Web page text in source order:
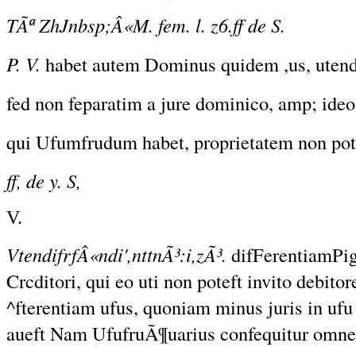
TÃª ZhJnbsp;Â«M. fem. l. z6.ff de S.
P. V. habet autem Dominus quidem ,us,
fed non feparatim a jure dominico, amp;
qui Ufumfrudum habet, proprietatem non
ff, de y. S,
V.
VtendifrfÂ«ndi',nttnÃ³:i,zÃ³.
Crcditori, qui eo uti non poteft invito
^fterentiam ufus, quoniam minus juris in
aueft Nam UfufruÃ¶uarius confequitur